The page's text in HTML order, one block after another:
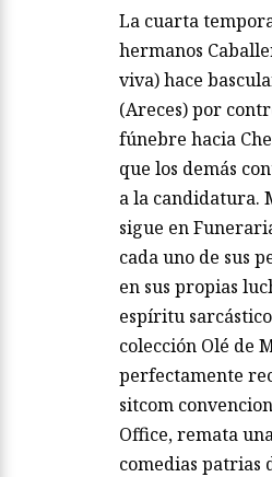
La cuarta
hermanos
viva) hace
(Areces) por
fúnebre hacia
que los demás
a la candidatura.
sigue en
cada uno de sus
en sus propias
espíritu
colección Olé de
perfectamente
sitcom
Office, remata
comedias patrias